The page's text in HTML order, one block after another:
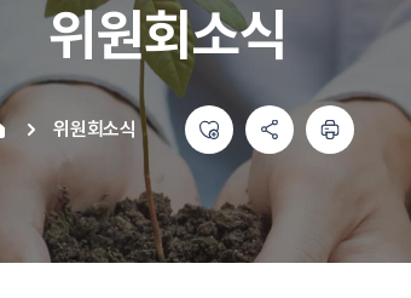
위원회소식
위원회소식